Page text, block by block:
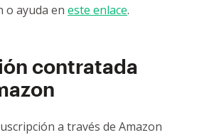
o ayuda en este enlace.
contratada
a través de Amazon